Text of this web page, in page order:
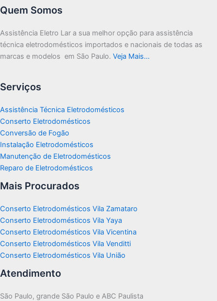
Quem Somos
Assistência Eletro Lar a sua melhor opção para assistência
técnica eletrodomésticos importados e nacionais de todas as
marcas e modelos em São Paulo. Veja Mais…
Serviços
Assistência Técnica Eletrodomésticos
Conserto Eletrodomésticos
Conversão de Fogão
Instalação Eletrodomésticos
Manutenção de Eletrodomésticos
Reparo de Eletrodomésticos
Mais Procurados
Conserto Eletrodomésticos Vila Zamataro
Conserto Eletrodomésticos Vila Yaya
Conserto Eletrodomésticos Vila Vicentina
Conserto Eletrodomésticos Vila Venditti
Conserto Eletrodomésticos Vila União
Atendimento
São Paulo, grande São Paulo e ABC Paulista